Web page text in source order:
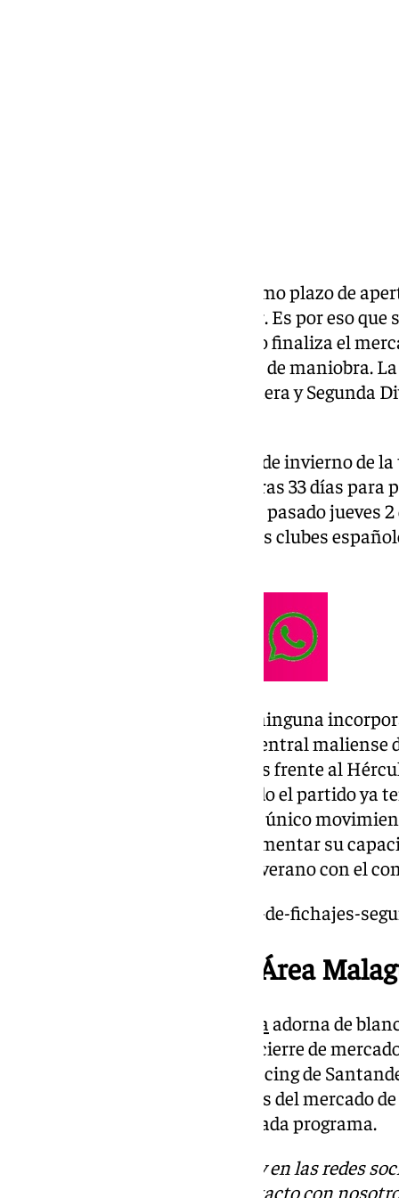
No todas las ligas tienen el mismo plazo de
fichajes y cada año puede variar. Es por eso
incertidumbre por saber cuándo finaliza el
invierno, donde hay menos días de maniobra.
operaciones invernales en Primera y Segunda
Así pues el mercado de fichajes de invierno de
las 00:00 del próximo martes tras 33 días para
después de que se inaugurase el pasado jueves
último día por tanto para que los clubes
El Málaga aún no ha realizado ninguna
Moussa Diarra al Marbella. El central maliense
en la derrota de los costasoleños frente al
de juego en el minuto 69′, cuando el partido ya
acabaría siendo definitivo. Es el único
buscando un delantero para aumentar su
de Sergio Castel, que firmó este verano con el
https://www.101tv.es/mercado-de-fichajes-
Final de mercado en Área
Todos los lunes Área Malaguistaadorna de
próximo día 3 coincidirá con el cierre de
el análisis del partido ante el Racing de
referente a los últimos coletazos del mercado
cabeza y el equipo habitual de cada programa.
Descubre más noticias de 101Tv en las redes
. Puedes ponerte en contacto con